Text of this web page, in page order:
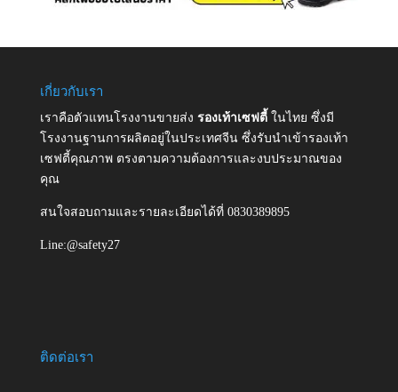
เกี่ยวกับเรา
เราคือตัวแทนโรงงานขายส่ง รองเท้าเซฟตี้ ในไทย ซึ่งมี
โรงงานฐานการผลิตอยู่ในประเทศจีน ซึ่งรับนำเข้ารองเท้า
เซฟตี้คุณภาพ ตรงตามความต้องการและงบประมาณของ
คุณ
สนใจสอบถามและรายละเอียดได้ที่ 0830389895
Line:@safety27
ติดต่อเรา